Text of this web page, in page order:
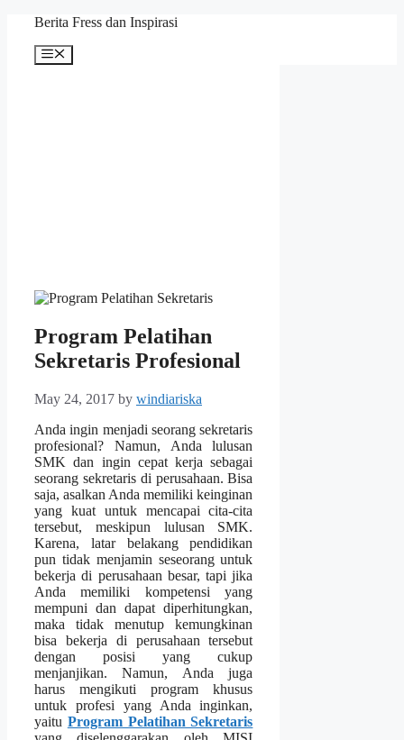
content
Berita Fress dan Inspirasi
Menu
Program Pelatihan
Sekretaris Profesional
May 24, 2017 by windiariska
Anda ingin menjadi seorang sekretaris
profesional? Namun, Anda lulusan
SMK dan ingin cepat kerja sebagai
seorang sekretaris di perusahaan. Bisa
saja, asalkan Anda memiliki keinginan
yang kuat untuk mencapai cita-cita
tersebut, meskipun lulusan SMK.
Karena, latar belakang pendidikan
pun tidak menjamin seseorang untuk
bekerja di perusahaan besar, tapi jika
Anda memiliki kompetensi yang
mempuni dan dapat diperhitungkan,
maka tidak menutup kemungkinan
bisa bekerja di perusahaan tersebut
dengan posisi yang cukup
menjanjikan. Namun, Anda juga
harus mengikuti program khusus
untuk profesi yang Anda inginkan,
yaitu Program Pelatihan Sekretaris